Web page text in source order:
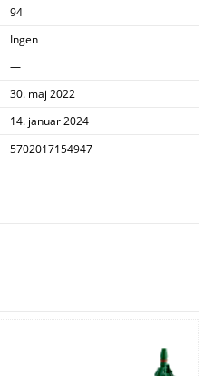
94
Ingen
—
30. maj 2022
14. januar 2024
5702017154947